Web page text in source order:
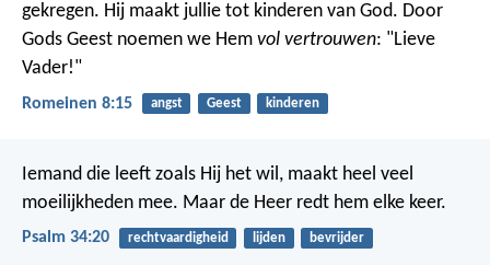
gekregen. Hij maakt jullie tot kinderen van God. Door
Gods Geest noemen we Hem vol vertrouwen: "Lieve
Vader!"
Romeinen 8:15 angst Geest kinderen
Iemand die leeft zoals Hij het wil, maakt heel veel
moeilijkheden mee. Maar de Heer redt hem elke keer.
Psalm 34:20 rechtvaardigheid lijden bevrijder